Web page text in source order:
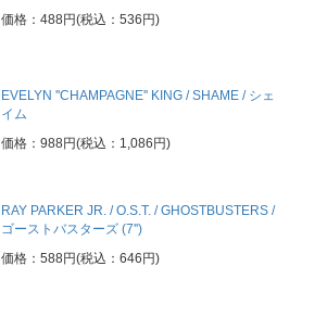
価格：488円(税込：536円)
EVELYN ''CHAMPAGNE'' KING / SHAME / シェ
イム
価格：988円(税込：1,086円)
RAY PARKER JR. / O.S.T. / GHOSTBUSTERS /
ゴーストバスターズ (7'')
価格：588円(税込：646円)